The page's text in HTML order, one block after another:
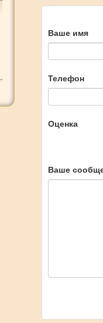
Ваше имя
Телефон
Оценка
Ваше